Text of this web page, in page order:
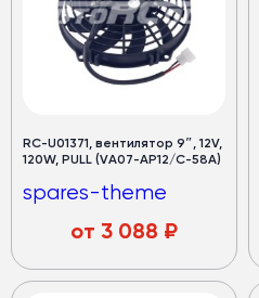
RC-U01371, вентилятор 9″, 12V,
120W, PULL (VA07-AP12/C-58A)
spares-theme
от 3 088 ₽